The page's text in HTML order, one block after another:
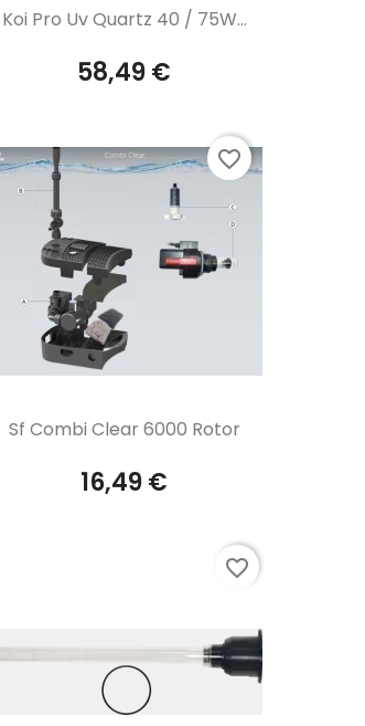
Aperçu rapide
Koi Pro Uv Quartz 40 / 75W...
58,49 €
Aperçu rapide
Sf Combi Clear 6000 Rotor
16,49 €
favorite_border
favorite_border